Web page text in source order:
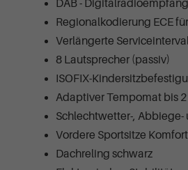
DAB - Digitalradioempfang
Regionalkodierung ECE
Verlängerte
8 Lautsprecher (passiv)
ISOFIX-
Adaptiver Tempomat bis
Schlechtwetter-,
Vordere Sportsitze Komfort
Dachreling schwarz